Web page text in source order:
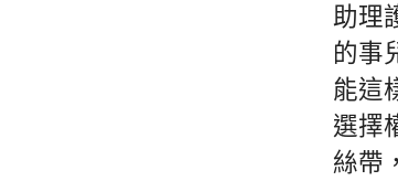
助理
的事
能這
選擇
絲帶